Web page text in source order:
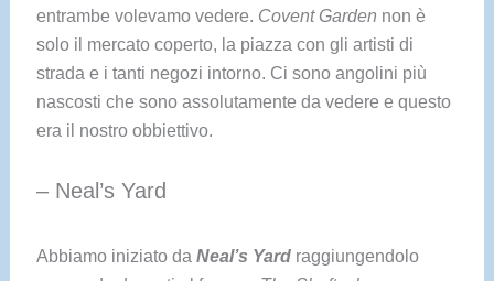
entrambe volevamo vedere. Covent Garden non è
solo il mercato coperto, la piazza con gli artisti di
strada e i tanti negozi intorno. Ci sono angolini più
nascosti che sono assolutamente da vedere e questo
era il nostro obbiettivo.
– Neal’s Yard
Abbiamo iniziato da Neal’s Yardraggiungendolo